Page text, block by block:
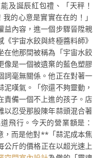
及誕辰紅包禮、「天秤！
的心意是實實在在的！」
益內容，進一個步驟晉陞親
宇宙水餃與終極醬料師》
在他那間被稱為「宇宙水餃
像是一個被遺棄的藍色塑膠
詞毫無關係。他正在對著一
嘆氣。「你還不夠靈動，
責備一個不上進的孩子。店
以忍受那股陳年蒜頭混合著
飛行。今天的營業額是：
，而是他對**「蒜泥成本焦
斤的價格正在以超光速上